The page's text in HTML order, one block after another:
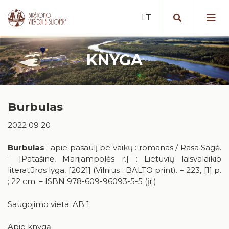
Portalas iBiblioteka.lt
Periodiniai leidiniai (2025 m. )
spaudos straipsnių bazė
Duomenų bazės
Apdovanotų ir apdovanojimams
nominuotų knygų katalogas
Mokamos paslaugos
Tarpbibliotekinis abonementas
Mokymai ir konsultacijos
Vykdomi projektai
Įvykę renginiai
Birštone minėtinos sukaktys
Iš karališkojo Birštono praeities
Kaip tapti skaitytoju?
Naujienos/Renginiai
KNYGA
Burbulas
2022 09 20
Burbulas : apie pasaulį be vaikų : romanas / Rasa Sagė.
– [Patašinė, Marijampolės r.] : Lietuvių laisvalaikio
literatūros lyga, [2021] (Vilnius : BALTO print). – 223, [1] p.
; 22 cm. – ISBN 978-609-96093-5-5 (įr.)
Saugojimo vieta: AB 1
Apie knygą